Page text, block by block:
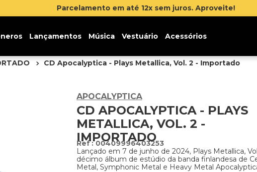
Parcelamento em até 12x sem juros. Aproveite!
Lançamentos Música Vestuário Acessórios
CD Apocalyptica - Plays Metallica, Vol. 2 - Importado
APOCALYPTICA
CD APOCALYPTICA - PLAYS
METALLICA, VOL. 2 -
IMPORTADO
:00409996403253
Lançado em 7 de junho de 2024, Plays Metallica,
décimo álbum de estúdio da banda finlandesa de
Metal, Symphonic Metal e Heavy Metal